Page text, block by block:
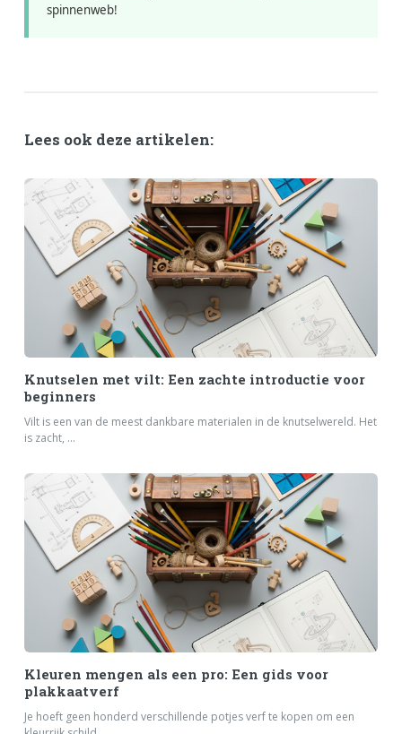
spinnenweb!
Lees ook deze artikelen:
Knutselen met vilt: Een zachte introductie voor
beginners
Vilt is een van de meest dankbare materialen in de knutselwereld. Het
is zacht, ...
Kleuren mengen als een pro: Een gids voor
plakkaatverf
Je hoeft geen honderd verschillende potjes verf te kopen om een